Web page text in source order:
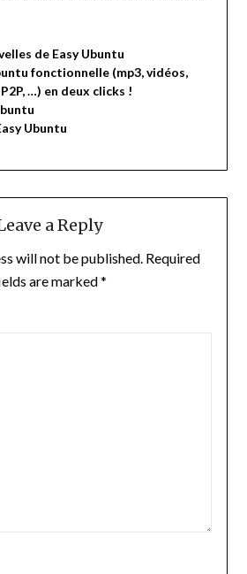
de Easy Ubuntu
fonctionnelle (mp3, vidéos,
…) en deux clicks !
Ubuntu
a Reply
will not be published. Required
are marked*